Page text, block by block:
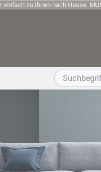
einfach zu Ihnen nach Hause.